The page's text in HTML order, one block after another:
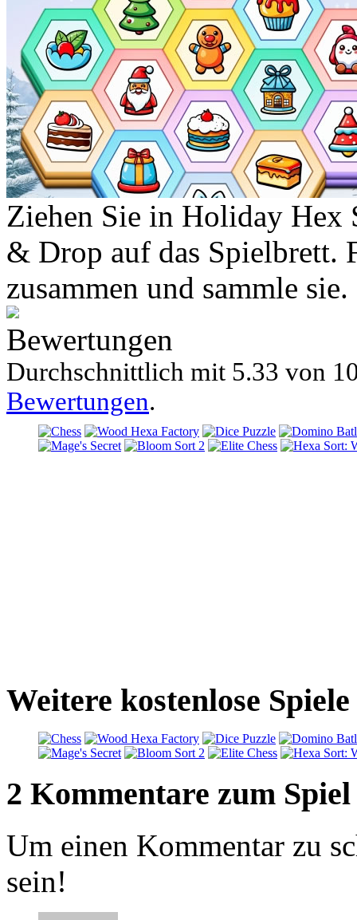
Ziehen Sie in Holiday Hex
& Drop auf das Spielbrett.
zusammen und sammle sie.
Bewertungen
Durchschnittlich mit 5.33 von
Bewertungen.
Weitere kostenlose
2 Kommentare zum Spiel
Um einen Kommentar zu
sein!